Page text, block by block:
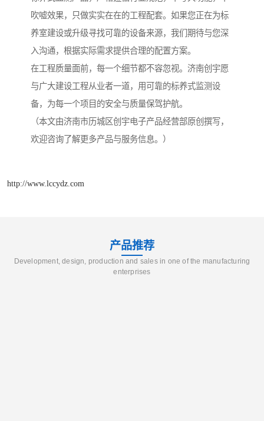
吹嘘效果，只做实实在在的工程配套。如果您正在为标
养室建设或升级寻找可靠的设备来源，我们期待与您深
入沟通，根据实际需求提供合理的配置方案。
在工程质量面前，每一个细节都不容忽视。济南创宇愿
与广大建设工程从业者一道，用可靠的标养式监测设
备，为每一个项目的安全与质量保驾护航。
（本文由济南市历城区创宇电子产品经营部原创撰写，
欢迎咨询了解更多产品与服务信息。）
http://www.lccydz.com
产品推荐
Development, design, production and sales in one of the manufacturing
enterprises